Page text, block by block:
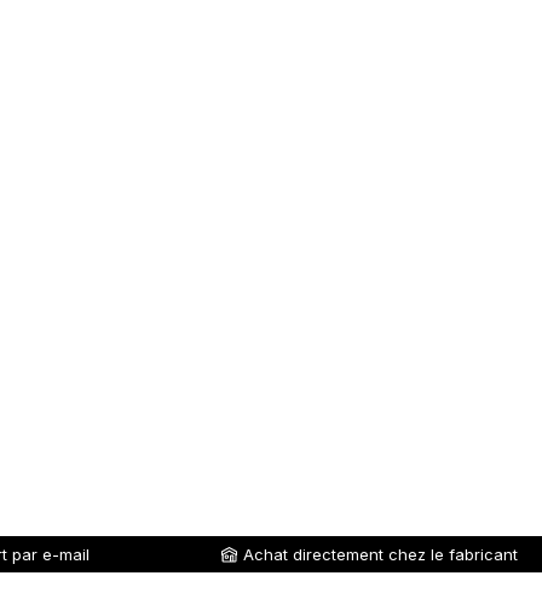
par e-mail Achat directement chez le fabricant